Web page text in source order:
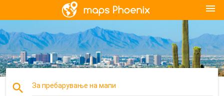
menu
search За пребарување на мапи